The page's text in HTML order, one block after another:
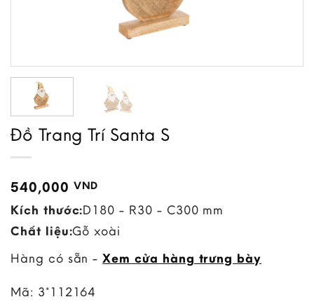
Đồ Trang Trí Santa S
540,000 VND
Kích thước:D180 - R30 - C300 mm
Chất liệu:Gỗ xoài
Hàng có sẵn -Xem cửa hàng trưng bày
Mã: 3*112164